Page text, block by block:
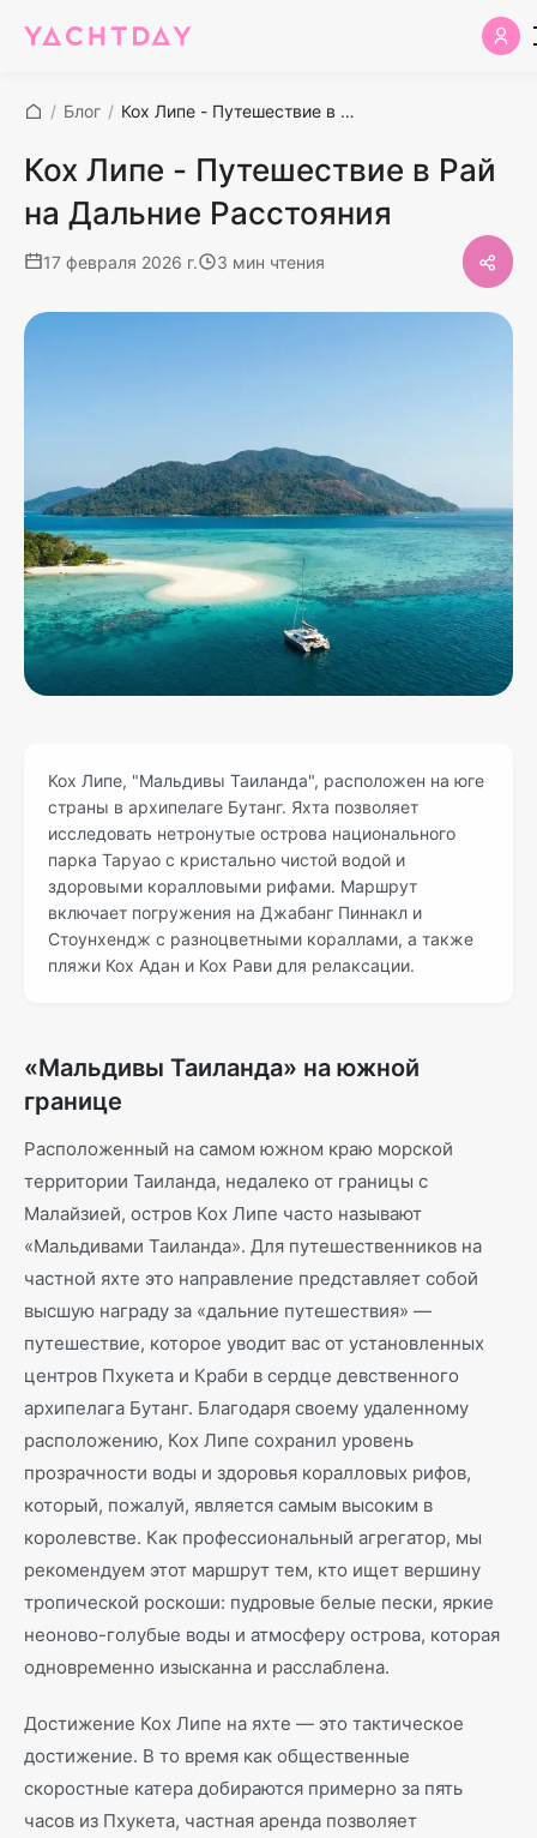
/ Блог / Кох Липе - Путешествие в Рай на Дальние Расстояния
Кох Липе - Путешествие в Рай
на Дальние Расстояния
17 февраля 2026 г. 3 мин чтения
Кох Липе, "Мальдивы Таиланда", расположен на юге
страны в архипелаге Бутанг. Яхта позволяет
исследовать нетронутые острова национального
парка Таруао с кристально чистой водой и
здоровыми коралловыми рифами. Маршрут
включает погружения на Джабанг Пиннакл и
Стоунхендж с разноцветными кораллами, а также
пляжи Кох Адан и Кох Рави для релаксации.
«Мальдивы Таиланда» на южной
границе
Расположенный на самом южном краю морской
территории Таиланда, недалеко от границы с
Малайзией, остров Кох Липе часто называют
«Мальдивами Таиланда». Для путешественников на
частной яхте это направление представляет собой
высшую награду за «дальние путешествия» —
путешествие, которое уводит вас от установленных
центров Пхукета и Краби в сердце девственного
архипелага Бутанг. Благодаря своему удаленному
расположению, Кох Липе сохранил уровень
прозрачности воды и здоровья коралловых рифов,
который, пожалуй, является самым высоким в
королевстве. Как профессиональный агрегатор, мы
рекомендуем этот маршрут тем, кто ищет вершину
тропической роскоши: пудровые белые пески, яркие
неоново-голубые воды и атмосферу острова, которая
одновременно изысканна и расслаблена.
Достижение Кох Липе на яхте — это тактическое
достижение. В то время как общественные
скоростные катера добираются примерно за пять
часов из Пхукета, частная аренда позволяет